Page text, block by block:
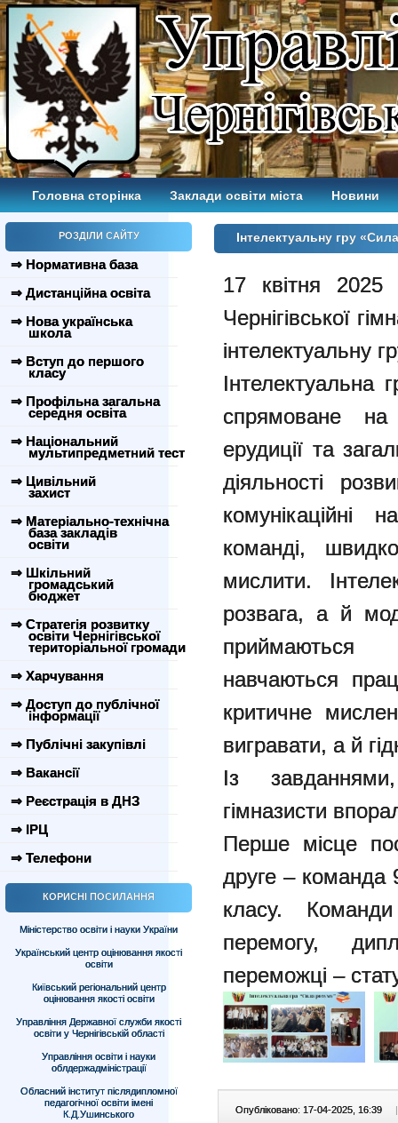
Головна сторінка Заклади освіти міста Новини
РОЗДІЛИ САЙТУ
⇒ Нормативна база
⇒ Дистанційна освіта
⇒ Нова українська
школа
⇒ Вступ до першого
класу
⇒ Профільна загальна
середня освіта
⇒ Національний
мультипредметний тест
⇒ Цивільний
захист
⇒ Матеріально-технічна
база закладів
освіти
⇒ Шкільний
громадський
бюджет
⇒ Стратегія розвитку
освіти Чернігівської
територіальної громади
⇒ Харчування
⇒ Доступ до публічної
інформації
⇒ Публічні закупівлі
⇒ Вакансії
⇒ Реєстрація в ДНЗ
⇒ ІРЦ
⇒ Телефони
КОРИСНІ ПОСИЛАННЯ
Міністерство освіти і науки України
Український центр оцінювання якості
освіти
Київський регіональний центр
оцінювання якості освіти
Управління Державної служби якості
освіти у Чернігівській області
Управління освіти і науки
облдержадміністрації
Обласний інститут післядипломної
педагогічної освіти імені
К.Д.Ушинського
Інтелектуальну гру
17 квітня
Чернігівської
інтелектуальну
спрямоване на
ерудиції та
діяльності
комунікаційні
команді,
мислити.
розвага, а й
приймаються
навчаються
критичне
вигравати, а й
Із
гімназисти
Перше місце
друге –
класу.
перемогу,
переможці –
Опубліковано: 17-04-2025, 16:39 |